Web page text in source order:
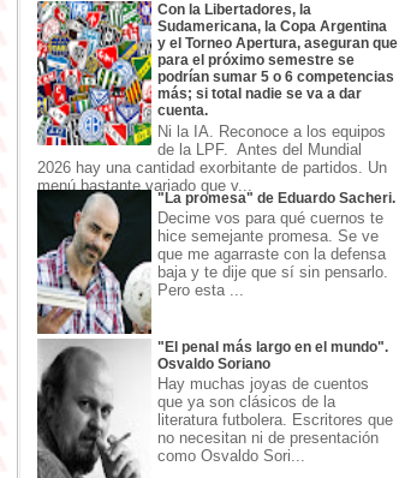
Con la Libertadores, la
Sudamericana, la Copa Argentina
y el Torneo Apertura, aseguran que
para el próximo semestre se
podrían sumar 5 o 6 competencias
más; si total nadie se va a dar
cuenta.
Ni la IA. Reconoce a los equipos
de la LPF. Antes del Mundial
2026 hay una cantidad exorbitante de partidos. Un
menú bastante variado que v...
"La promesa" de Eduardo Sacheri.
Decime vos para qué cuernos te
hice semejante promesa. Se ve
que me agarraste con la defensa
baja y te dije que sí sin pensarlo.
Pero esta ...
"El penal más largo en el mundo".
Osvaldo Soriano
Hay muchas joyas de cuentos
que ya son clásicos de la
literatura futbolera. Escritores que
no necesitan ni de presentación
como Osvaldo Sori...